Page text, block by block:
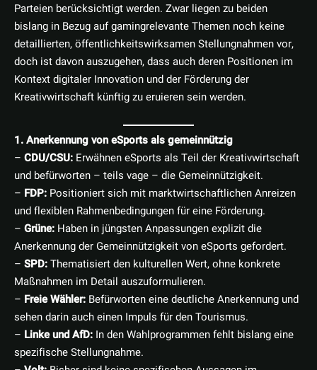
Parteien berücksichtigt werden. Zwar liegen zu beiden
bislang in Bezug auf gamingrelevante Themen noch keine
detaillierten, öffentlichkeitswirksamen Stellungnahmen vor,
doch ist davon auszugehen, dass auch deren Positionen im
Kontext digitaler Innovation und der Förderung der
Kreativwirtschaft künftig zu eruieren sein werden.
1. Anerkennung von eSports als gemeinnützig
– CDU/CSU: Erwähnen eSports als Teil der Kreativwirtschaft
und befürworten – teils vage – die Gemeinnützigkeit.
– FDP: Positioniert sich mit marktwirtschaftlichen Anreizen
und flexiblen Rahmenbedingungen für eine Förderung.
– Grüne: Haben in jüngsten Anpassungen explizit die
Anerkennung der Gemeinnützigkeit von eSports gefordert.
– SPD:Thematisiert den kulturellen Wert, ohne konkrete
Maßnahmen im Detail auszuformulieren.
– Freie Wähler: Befürworten eine deutliche Anerkennung und
sehen darin auch einen Impuls für den Tourismus.
– Linke und AfD: In den Wahlprogrammen fehlt bislang eine
spezifische Stellungnahme.